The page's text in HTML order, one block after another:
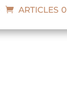
ARTICLES 0